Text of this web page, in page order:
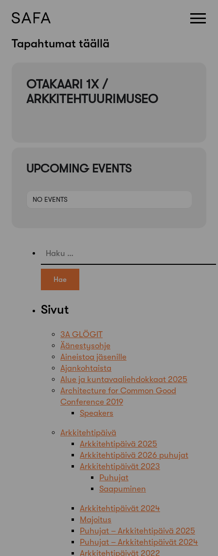
SkipTapahtumat täällä
OTAKAARI 1X /
ARKKITEHTUURIMUSEO
UPCOMING EVENTS
NO EVENTS
Haku:
Sivut
3A GLÖGIT
Äänestysohje
Aineistoa jäsenille
Ajankohtaista
Alue ja kuntavaaliehdokkaat 2025
Architecture for Common Good
Conference 2019
Speakers
Arkkitehtipäivä
Arkkitehtipäivä 2025
Arkkitehtipäivä 2026 puhujat
Arkkitehtipäivät 2023
Puhujat
Saapuminen
Arkkitehtipäivät 2024
Majoitus
Puhujat – Arkkitehtipäivä 2025
Puhujat – Arkkitehtipäivät 2024
Arkkitehtipäivät 2022